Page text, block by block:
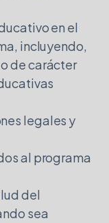
en el
incluyendo,
de carácter
legales y
al programa
del
sea